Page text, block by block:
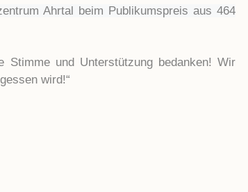
Ahrtal beim Publikumspreis aus 464
und Unterstützung bedanken! Wir
wird!“